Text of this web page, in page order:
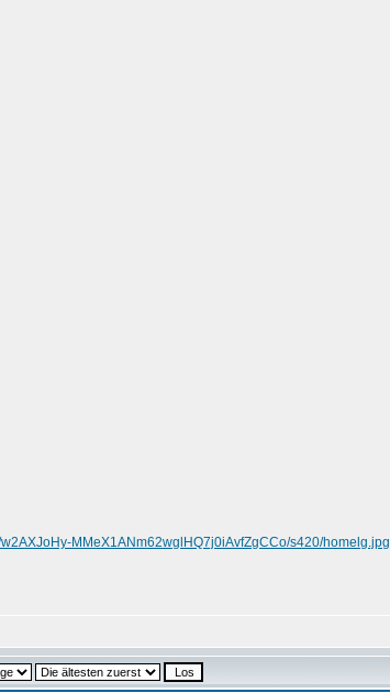
MMeX1ANm62wglHQ7j0iAvfZgCCo/s420/homelg.jpg